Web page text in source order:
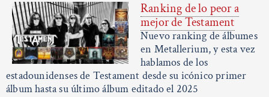
Ranking de lo peor a
mejor de Testament
Nuevo ranking de álbumes
en Metallerium, y esta vez
hablamos de los
estadounidenses de Testament desde su icónico primer
álbum hasta su último álbum editado el 2025